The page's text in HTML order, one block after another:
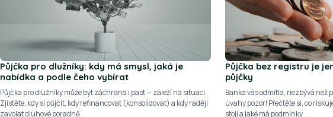
Půjčka pro dlužníky: kdy má smysl, jaká je
nabídka a podle čeho vybírat
Půjčka pro dlužníky může být záchrana i past — záleží na situaci.
Zjistěte, kdy si půjčit, kdy refinancovat (konsolidovat) a kdy raději
zavolat dluhové poradně
Půjčka bez registru je
půjčky
Banka vás odmítla, nezbývá než
úvahy pozor! Přečtěte si, co
stojí a jaké má podmínky